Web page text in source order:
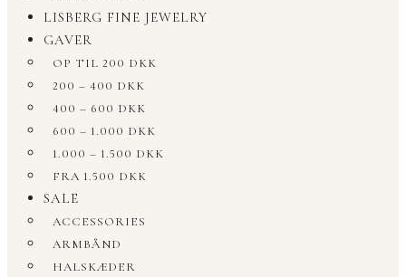
LISBERG FINE JEWELRY
GAVER
OP TIL 200 DKK
200 – 400 DKK
400 – 600 DKK
600 – 1.000 DKK
1.000 – 1.500 DKK
FRA 1.500 DKK
SALE
ACCESSORIES
ARMBÅND
HALSKÆDER